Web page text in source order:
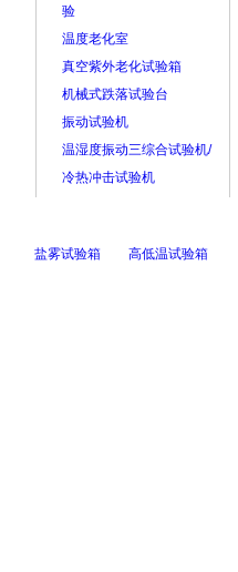
验
温度老化室
真空紫外老化试验箱
机械式跌落试验台
振动试验机
温湿度振动三综合试验机/
冷热冲击试验机
盐雾试验箱 高低温试验箱